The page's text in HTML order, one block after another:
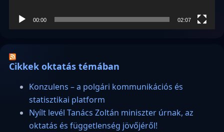
00:00 02:07
Cikkek oktatás témában
Konzulens – a polgári kommunikációs és
statisztikai platform
Nyílt levél Tanács Zoltán miniszter úrnak, az
oktatás és függetlenség jövőjéről!